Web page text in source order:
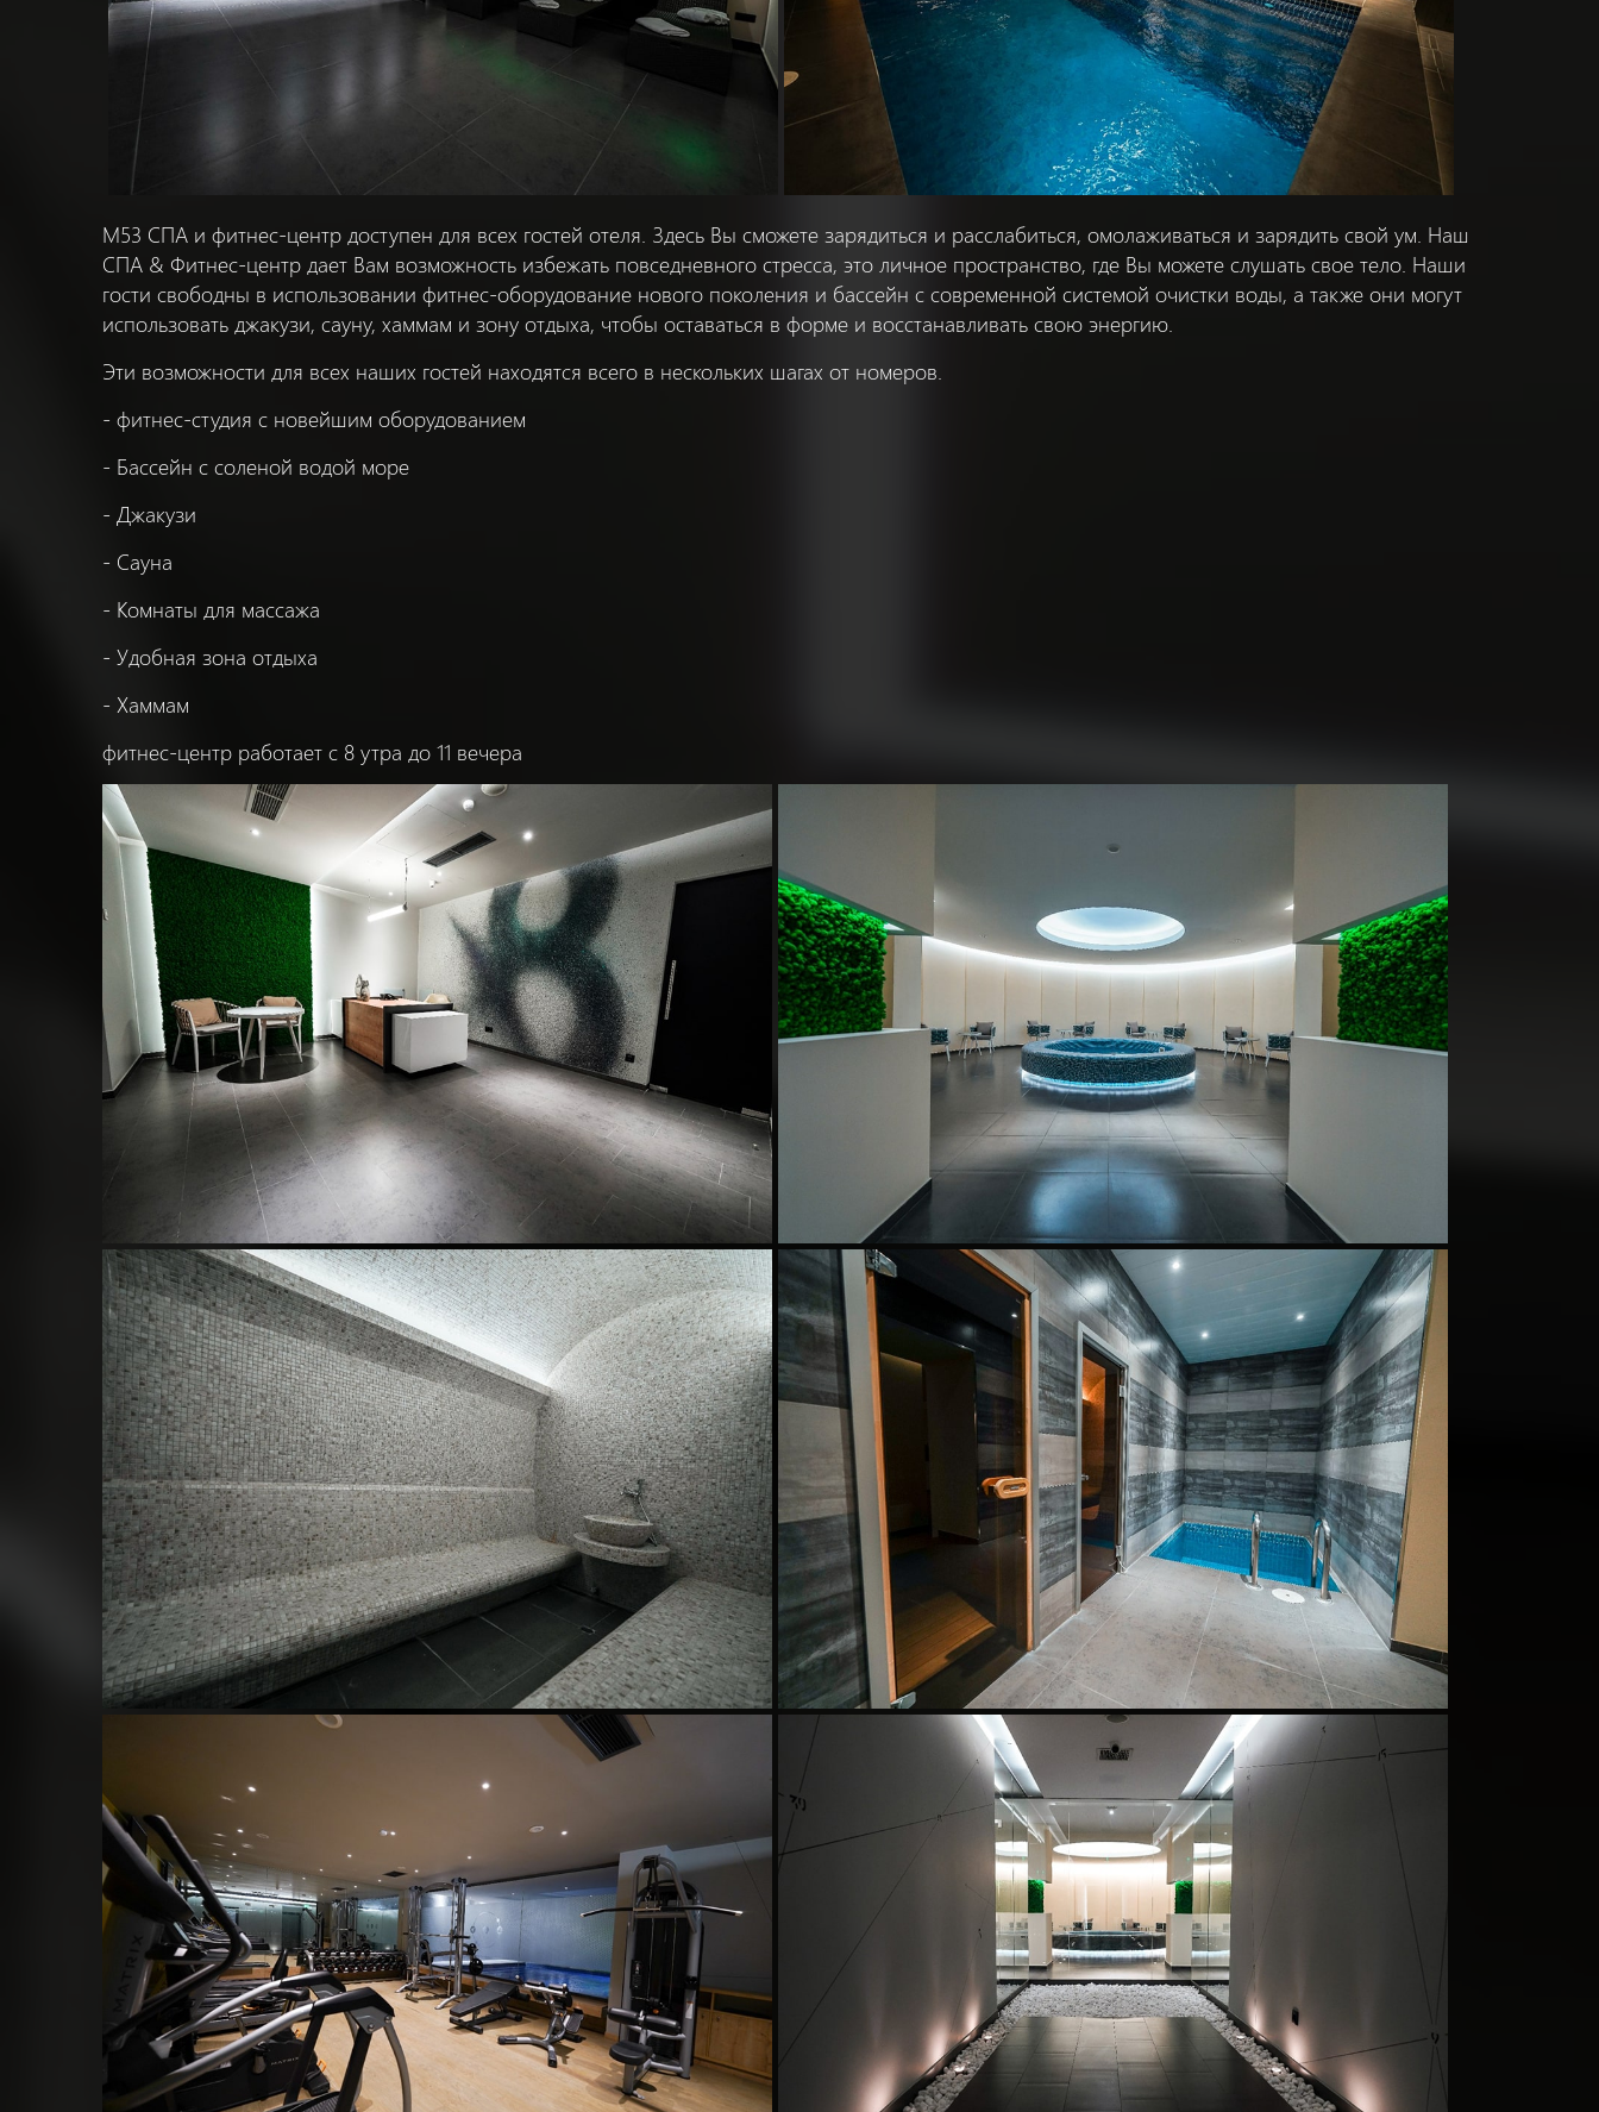
M53 СПА и фитнес-центр доступен для всех гостей отеля. Здесь Вы сможете зарядиться и расслабиться, омолаживаться и зарядить свой ум. Наш
СПА & Фитнес-центр дает Вам возможность избежать повседневного стресса, это личное пространство, где Вы можете слушать свое тело. Наши
гости свободны в использовании фитнес-оборудование нового поколения и бассейн с современной системой очистки воды, а также они могут
использовать джакузи, сауну, хаммам и зону отдыха, чтобы оставаться в форме и восстанавливать свою энергию.
Эти возможности для всех наших гостей находятся всего в нескольких шагах от номеров.
- фитнес-студия с новейшим оборудованием
- Бассейн с соленой водой море
- Джакузи
- Сауна
- Kомнаты для массажа
- Удобная зона отдыха
- Хаммам
фитнес-центр работает с 8 утра до 11 вечера